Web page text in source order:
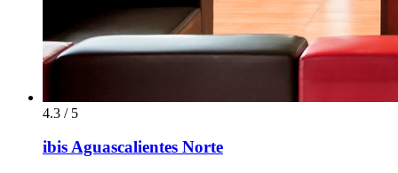
4.3 / 5
ibis Aguascalientes Norte